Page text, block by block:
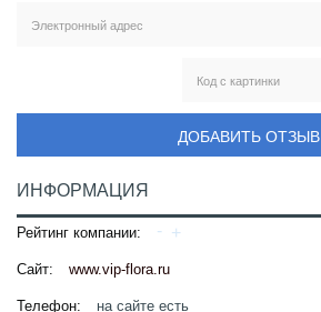
ДОБАВИТЬ ОТЗЫВ
ИНФОРМАЦИЯ
Рейтинг компании:
Сайт: www.vip-flora.ru
Телефон: на сайте есть